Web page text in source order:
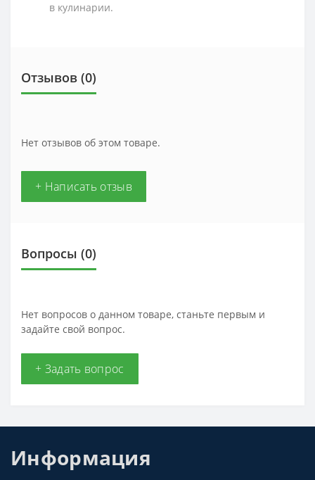
в кулинарии.
Отзывов (0)
Нет отзывов об этом товаре.
+ Написать отзыв
Вопросы (0)
Нет вопросов о данном товаре, станьте первым и
задайте свой вопрос.
+ Задать вопрос
Информация